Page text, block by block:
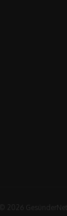
2026 GesünderNet